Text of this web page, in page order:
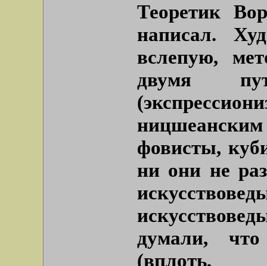
Теоретик
написал.
вслепую,
двумя
фовисты,
ни они не
думали, что
(вплоть,